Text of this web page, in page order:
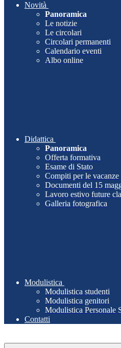
Novità
Panoramica
Le notizie
Le circolari
Circolari permanenti
Calendario eventi
Albo online
Didattica
Panoramica
Offerta formativa
Esame di Stato
Compiti per le vacanze
Documenti del 15
Lavoro estivo future
Galleria fotografica
Modulistica
Modulistica studenti
Modulistica genitori
Modulistica Personale
Contatti